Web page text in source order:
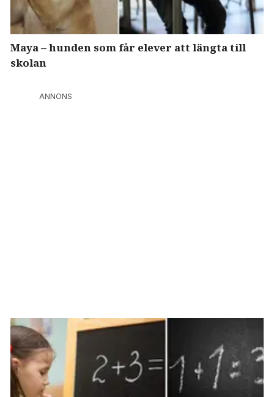
Maya – hunden som får elever att längta till
skolan
ANNONS